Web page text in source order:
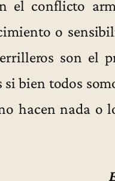
el conflicto
o
son el
bien todos
hacen nada o